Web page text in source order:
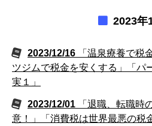
2023年
2023/12/16
「温泉療養で税
ツジムで税金を安くする」「パ
実１」
2023/12/01
「退職、転職時
意！」「消費税は世界最悪の税